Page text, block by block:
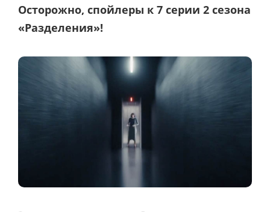
Осторожно, спойлеры к 7 серии 2 сезона
«Разделения»!